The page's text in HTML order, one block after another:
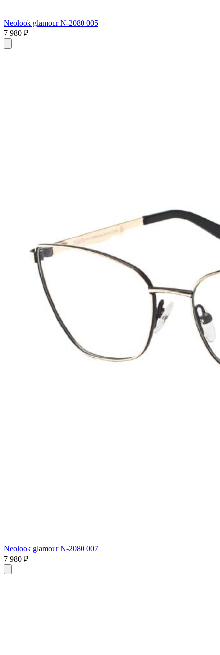
Neolook glamour N-2080 005
7 980 ₽
Neolook glamour N-2080 007
7 980 ₽